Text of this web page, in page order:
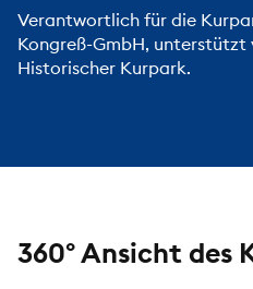
Verantwortlich für die
Kongreß-GmbH, unterstützt
Historischer Kurpark.
360° Ansicht des